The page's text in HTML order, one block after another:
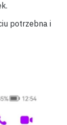
potrzebna i